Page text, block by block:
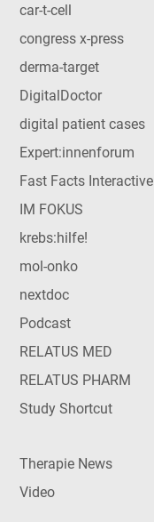
car-t-cell
congress x-press
derma-target
DigitalDoctor
digital patient cases
Expert:innenforum
Fast Facts Interactive
IM FOKUS
krebs:hilfe!
mol-onko
nextdoc
Podcast
RELATUS MED
RELATUS PHARM
Study Shortcut
Therapie News
Video